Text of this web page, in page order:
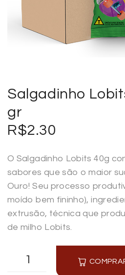
Salgadinho
gr
R$2.30
O Salgadinho Lobits 40g
sabores que são o maior
Ouro! Seu processo
moído bem fininho),
extrusão, técnica que
de milho Lobits.